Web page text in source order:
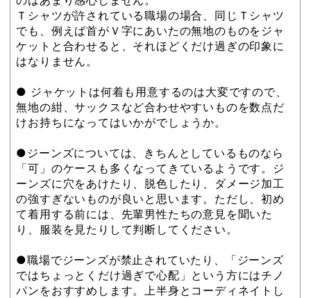
Ｔシャツが許されている職場の場合、同じＴシャツ
でも、例えば首がＶ字にあいたの無地のものをジャ
ケットと合わせると、それほどくだけ過ぎの印象に
はなりません。
● ジャケットは何着も用意するのは大変ですので、
無地の紺、サックスなど合わせやすいものを数点だ
けお持ちになってはいかがでしょうか。
●ジーンズについては、きちんとしているものなら
「可」のケースも多くなってきているようです。ジ
ーンズに穴をあけたり、脱色したり、ダメージ加工
の強すぎないものが良いと思います。ただし、初め
て着用する前には、先輩男性たちの意見を聞いた
り、服装を見たりして判断してください。
●職場でジーンズが禁止されていたり、「ジーンズ
ではちょっとくだけ過ぎで心配」という方にはチノ
パンをおすすめします。上半身とコーディネイトし